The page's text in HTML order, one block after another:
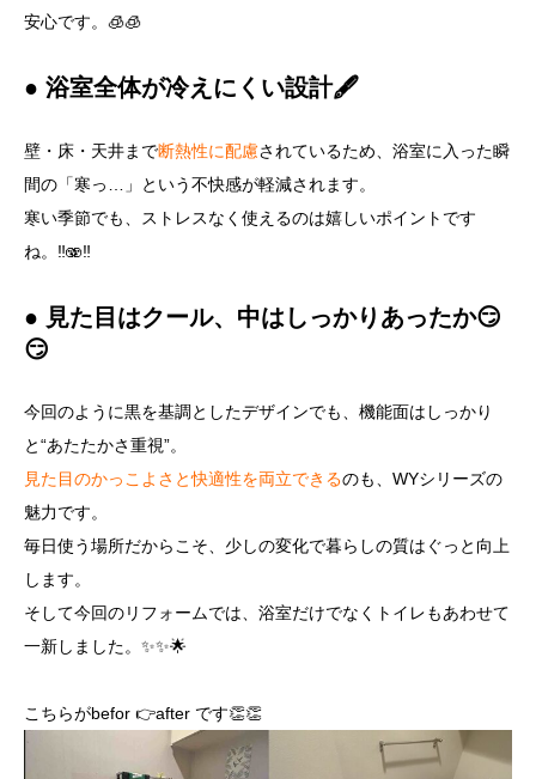
安心です。🧊🧊
● 浴室全体が冷えにくい設計🖋️
壁・床・天井まで断熱性に配慮されているため、浴室に入った瞬
間の「寒っ…」という不快感が軽減されます。
寒い季節でも、ストレスなく使えるのは嬉しいポイントです
ね。‼️🫨‼️
● 見た目はクール、中はしっかりあったか😏
😏
今回のように黒を基調としたデザインでも、機能面はしっかり
と“あたたかさ重視”。
見た目のかっこよさと快適性を両立できるのも、WYシリーズの
魅力です。
毎日使う場所だからこそ、少しの変化で暮らしの質はぐっと向上
します。
そして今回のリフォームでは、浴室だけでなくトイレもあわせて
一新しました。✨✨🌟
こちらがbefor 👉after です👏👏